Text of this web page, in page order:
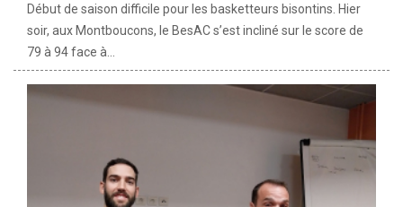
Début de saison difficile pour les basketteurs bisontins. Hier
soir, aux Montboucons, le BesAC s’est incliné sur le score de
79 à 94 face à...